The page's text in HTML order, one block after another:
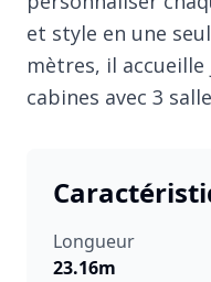
et style en une
mètres, il
cabines avec 3
Longueur
23.16m